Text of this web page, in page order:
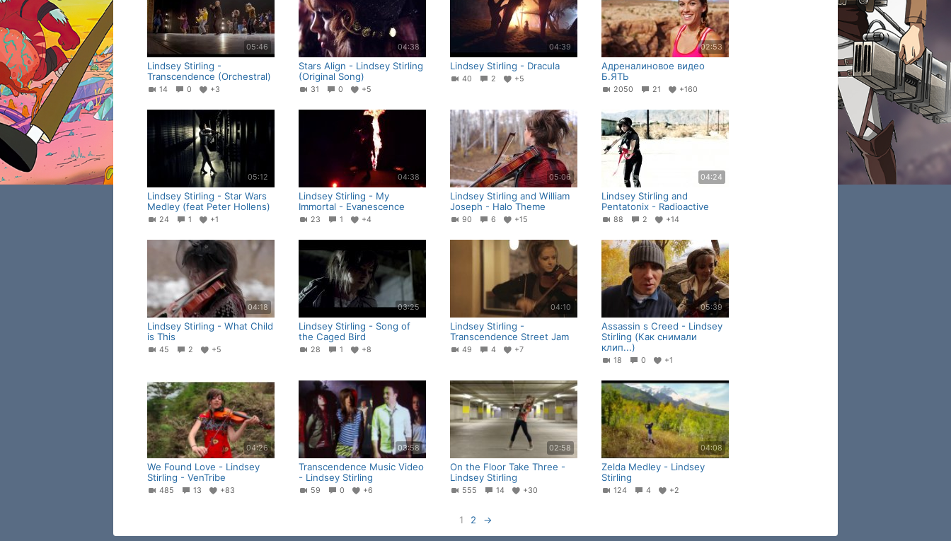
05:46
Lindsey Stirling -
Transcendence (Orchestral)
14 0 +3
04:38
Stars Align - Lindsey Stirling
(Original Song)
31 0 +5
04:39
Lindsey Stirling - Dracula
40 2 +5
02:53
Адреналиновое видео
Б.ЯТЬ
2050 21 +160
05:12
Lindsey Stirling - Star Wars
Medley (feat Peter Hollens)
24 1 +1
04:38
Lindsey Stirling - My
Immortal - Evanescence
23 1 +4
05:06
Lindsey Stirling and William
Joseph - Halo Theme
90 6 +15
04:24
Lindsey Stirling and
Pentatonix - Radioactive
88 2 +14
04:18
Lindsey Stirling - What Child
is This
45 2 +5
03:25
Lindsey Stirling - Song of
the Caged Bird
28 1 +8
04:10
Lindsey Stirling -
Transcendence Street Jam
49 4 +7
05:39
Assassin s Creed - Lindsey
Stirling (Как снимали
клип...)
18 0 +1
04:26
We Found Love - Lindsey
Stirling - VenTribe
485 13 +83
03:58
Transcendence Music Video
- Lindsey Stirling
59 0 +6
02:58
On the Floor Take Three -
Lindsey Stirling
555 14 +30
04:08
Zelda Medley - Lindsey
Stirling
124 4 +2
1 2 →